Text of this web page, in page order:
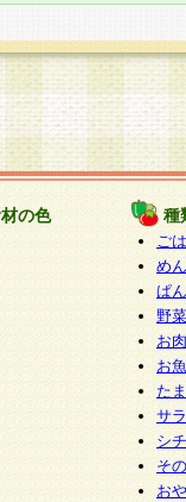
の色 種
ご
めん
ぱん
野
お
お
た
サ
シ
そ
お